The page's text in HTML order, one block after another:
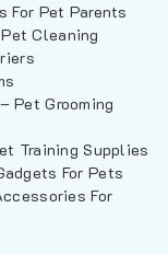
For Pet Parents
Cleaning
Pet Grooming
Training Supplies
For Pets
For